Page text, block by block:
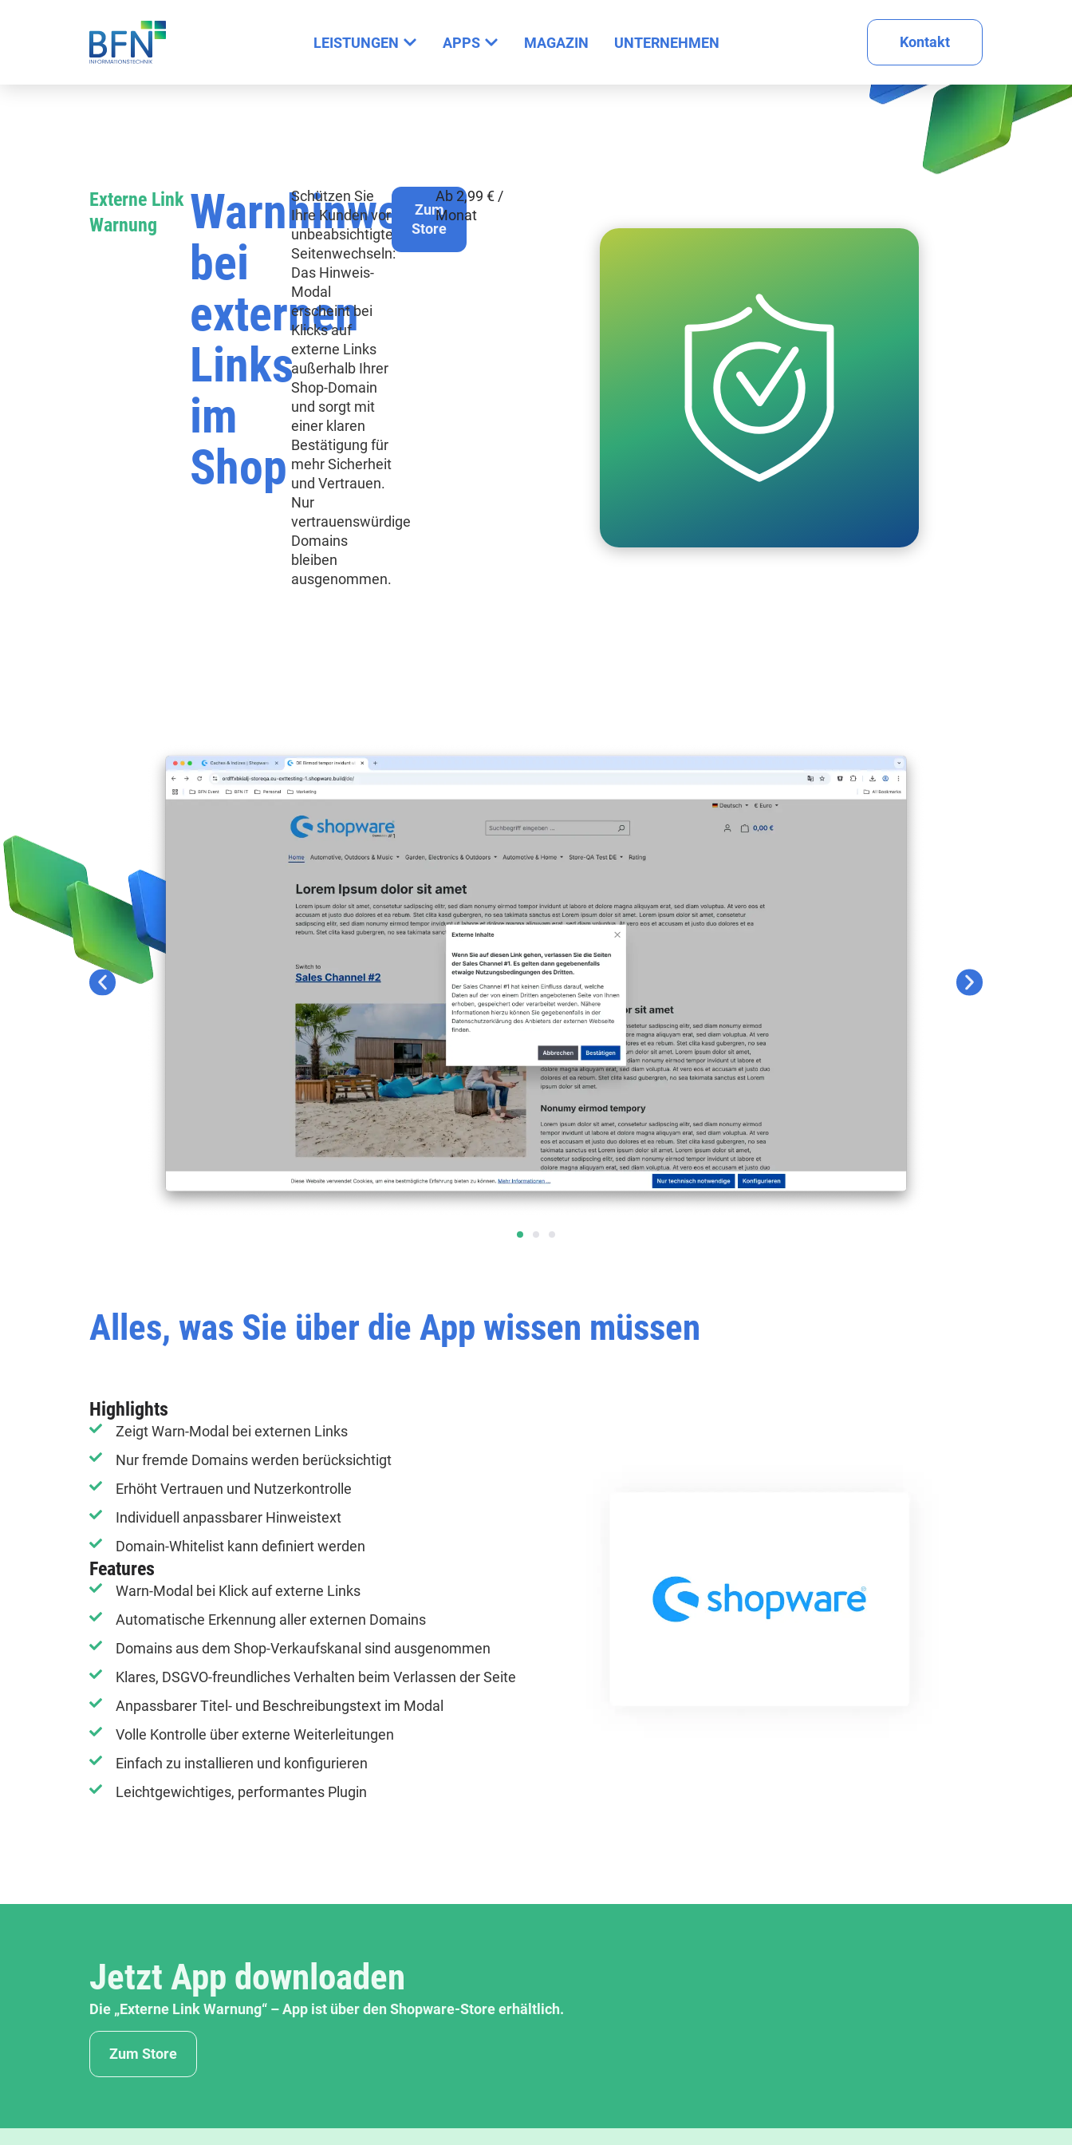
LEISTUNGEN APPS MAGAZIN UNTERNEHMEN Kontakt
Externe Link
Warnung
Warnhinweis
bei
externen
Links
im
Shop
Schützen Sie
Ihre Kunden vor
unbeabsichtigten
Seitenwechseln:
Das Hinweis-
Modal
erscheint bei
Klicks auf
externe Links
außerhalb Ihrer
Shop-Domain
und sorgt mit
einer klaren
Bestätigung für
mehr Sicherheit
und Vertrauen.
Nur
vertrauenswürdige
Domains
bleiben
ausgenommen.
Zum
Store
Ab 2,99 € /
Monat
Alles, was Sie über die App wissen müssen
Highlights
Zeigt Warn-Modal bei externen Links
Nur fremde Domains werden berücksichtigt
Erhöht Vertrauen und Nutzerkontrolle
Individuell anpassbarer Hinweistext
Domain-Whitelist kann definiert werden
Features
Warn-Modal bei Klick auf externe Links
Automatische Erkennung aller externen Domains
Domains aus dem Shop-Verkaufskanal sind ausgenommen
Klares, DSGVO-freundliches Verhalten beim Verlassen der Seite
Anpassbarer Titel- und Beschreibungstext im Modal
Volle Kontrolle über externe Weiterleitungen
Einfach zu installieren und konfigurieren
Leichtgewichtiges, performantes Plugin
Jetzt App downloaden
Die „Externe Link Warnung“ – App ist über den Shopware-Store erhältlich.
Zum Store